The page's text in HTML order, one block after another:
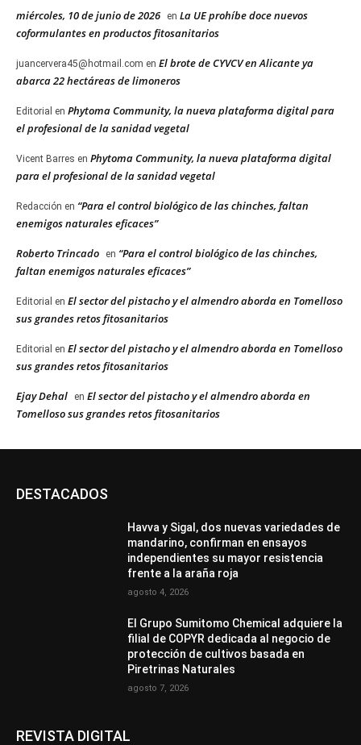
miércoles, 10 de junio de 2026 en La UE prohíbe doce nuevos
coformulantes en productos fitosanitarios
juancervera45@hotmail.com en El brote de CYVCV en Alicante ya
abarca 22 hectáreas de limoneros
Editorial en Phytoma Community, la nueva plataforma digital para
el profesional de la sanidad vegetal
Vicent Barres en Phytoma Community, la nueva plataforma digital
para el profesional de la sanidad vegetal
Redacción en “Para el control biológico de las chinches, faltan
enemigos naturales eficaces”
Roberto Trincado en “Para el control biológico de las chinches,
faltan enemigos naturales eficaces”
Editorial en El sector del pistacho y el almendro aborda en Tomelloso
sus grandes retos fitosanitarios
Editorial en El sector del pistacho y el almendro aborda en Tomelloso
sus grandes retos fitosanitarios
Ejay Dehal en El sector del pistacho y el almendro aborda en
Tomelloso sus grandes retos fitosanitarios
DESTACADOS
Havva y Sigal, dos nuevas variedades de
mandarino, confirman en ensayos
independientes su mayor resistencia
frente a la araña roja
agosto 4, 2026
El Grupo Sumitomo Chemical adquiere la
filial de COPYR dedicada al negocio de
protección de cultivos basada en
Piretrinas Naturales
agosto 7, 2026
REVISTA DIGITAL